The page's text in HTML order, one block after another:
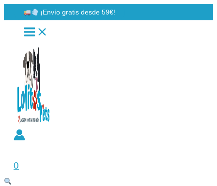
al
contenido
¡Envío gratis desde 59€!
0